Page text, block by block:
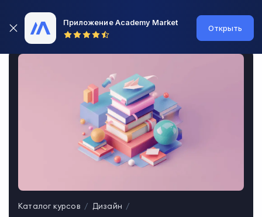
Приложение Academy Market
Открыть
Каталог курсов Дизайн